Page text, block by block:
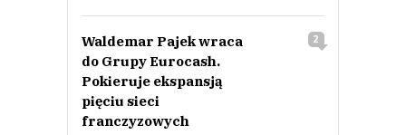
Waldemar Pajek wraca
do Grupy Eurocash.
Pokieruje ekspansją
pięciu sieci
franczyzowych
2